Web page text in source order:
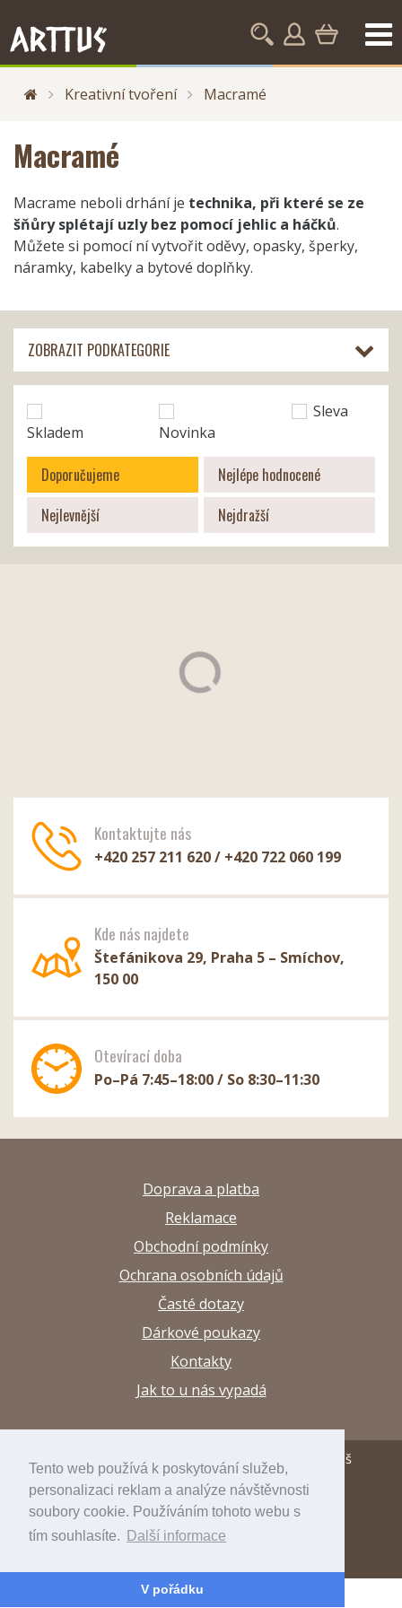
Tento web používá k poskytování služeb,
personalizaci reklam a analýze návštěvnosti
soubory cookie. Používáním tohoto webu s
tím souhlasíte.
Další informace
V pořádku
Kreativní tvoření Macramé
Macramé
Macrame neboli drhání je technika, při které se ze
šňůry splétají uzly bez pomocí jehlic a háčků.
Můžete si pomocí ní vytvořit oděvy, opasky, šperky,
náramky, kabelky a bytové doplňky.
ZOBRAZIT PODKATEGORIE
Skladem Novinka
Sleva
Doporučujeme
Nejlépe hodnocené
Nejlevnější
Nejdražší
Kontaktujte nás
+420 257 211 620 / +420 722 060 199
Kde nás najdete
Štefánikova 29, Praha 5 – Smíchov,
150 00
Otevírací doba
Po–Pá 7:45–18:00 / So 8:30–11:30
Doprava a platba
Reklamace
Obchodní podmínky
Ochrana osobních údajů
Časté dotazy
Dárkové poukazy
Kontakty
Jak to u nás vypadá
© 2013–2026 Papírnictví a výtvarné potřeby Arttuš
developed byinspirum
internetový obchodinspishop